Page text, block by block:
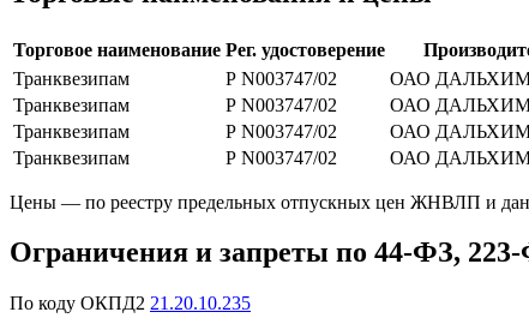
Торговое наименование Рег. удостоверение
Транквезипам
Р N003747/02 ОАО
Транквезипам
Р N003747/02 ОАО
Транквезипам
Р N003747/02 ОАО
Транквезипам
Р N003747/02 ОАО
Цены — по реестру предельных отпускных цен ЖНВЛП и
Ограничения и запреты по 44-ФЗ,
По коду ОКПД2 21.20.10.235